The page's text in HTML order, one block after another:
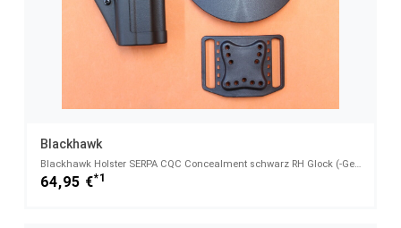
Blackhawk
Blackhawk Holster SERPA CQC Concealment schwarz RH Glock (-Gen4) 19/23/32/36 (410502BK-R)
64,95 €*1